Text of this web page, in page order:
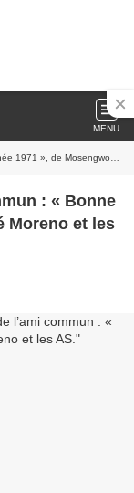
MENU
Réné Moreno et les AS.
: « Bonne
Moreno et les